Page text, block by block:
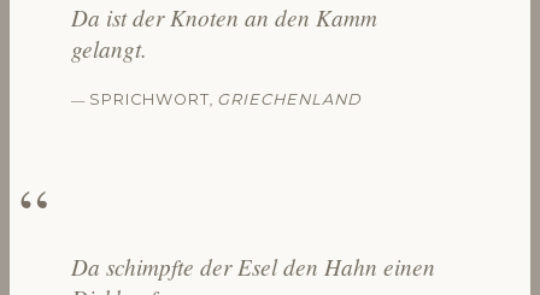
Da ist der Knoten an den Kamm
gelangt.
— SPRICHWORT GRIECHENLAND
Da schimpfte der Esel den Hahn einen